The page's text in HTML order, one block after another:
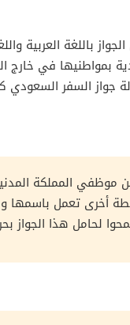
باللغة العربية
بمواطنيها في خارج
جواز السفر السعودي
موظفي المملكة
أخرى تعمل باسمها
لحامل هذا الجواز